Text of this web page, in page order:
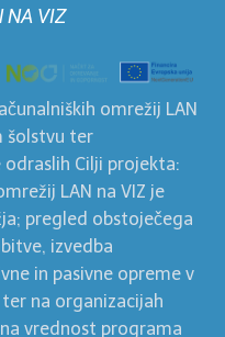
NA VIZ
omrežij LAN
šolstvu ter
Cilji projekta:
LAN na VIZ je
pregled obstoječega
izvedba
in pasivne opreme v
na organizacijah
vrednost programa